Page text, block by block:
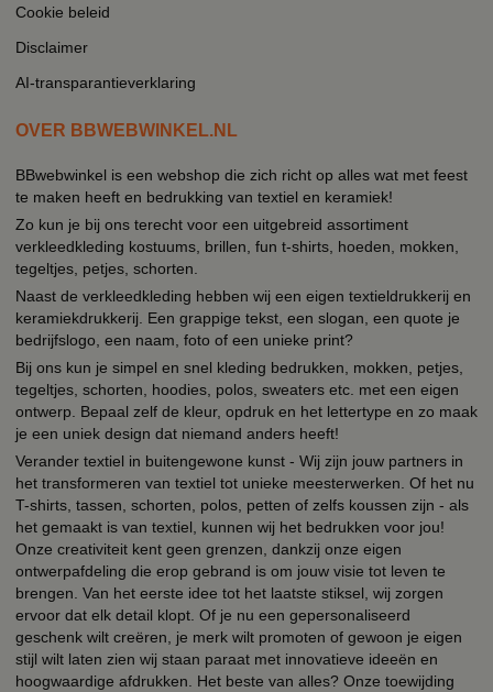
Cookie beleid
Disclaimer
AI-transparantieverklaring
OVER BBWEBWINKEL.NL
BBwebwinkel is een webshop die zich richt op alles wat met feest
te maken heeft en bedrukking van textiel en keramiek!
Zo kun je bij ons terecht voor een uitgebreid assortiment
verkleedkleding kostuums, brillen, fun t-shirts, hoeden, mokken,
tegeltjes, petjes, schorten.
Naast de verkleedkleding hebben wij een eigen textieldrukkerij en
keramiekdrukkerij. Een grappige tekst, een slogan, een quote je
bedrijfslogo, een naam, foto of een unieke print?
Bij ons kun je simpel en snel kleding bedrukken, mokken, petjes,
tegeltjes, schorten, hoodies, polos, sweaters etc. met een eigen
ontwerp. Bepaal zelf de kleur, opdruk en het lettertype en zo maak
je een uniek design dat niemand anders heeft!
Verander textiel in buitengewone kunst - Wij zijn jouw partners in
het transformeren van textiel tot unieke meesterwerken. Of het nu
T-shirts, tassen, schorten, polos, petten of zelfs koussen zijn - als
het gemaakt is van textiel, kunnen wij het bedrukken voor jou!
Onze creativiteit kent geen grenzen, dankzij onze eigen
ontwerpafdeling die erop gebrand is om jouw visie tot leven te
brengen. Van het eerste idee tot het laatste stiksel, wij zorgen
ervoor dat elk detail klopt. Of je nu een gepersonaliseerd
geschenk wilt creëren, je merk wilt promoten of gewoon je eigen
stijl wilt laten zien wij staan paraat met innovatieve ideeën en
hoogwaardige afdrukken. Het beste van alles? Onze toewijding